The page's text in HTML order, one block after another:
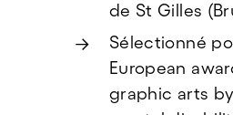
de St Gilles
Sélectionné
European
graphic arts